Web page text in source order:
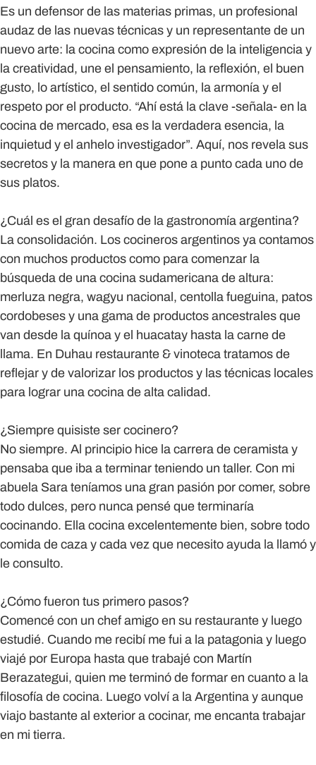
Es un defensor de las materias primas, un profesional
audaz de las nuevas técnicas y un representante de un
nuevo arte: la cocina como expresión de la inteligencia y
la creatividad, une el pensamiento, la reflexión, el buen
gusto, lo artístico, el sentido común, la armonía y el
respeto por el producto. “Ahí está la clave -señala- en la
cocina de mercado, esa es la verdadera esencia, la
inquietud y el anhelo investigador”. Aquí, nos revela sus
secretos y la manera en que pone a punto cada uno de
sus platos.
¿Cuál es el gran desafío de la gastronomía argentina?
La consolidación. Los cocineros argentinos ya contamos
con muchos productos como para comenzar la
búsqueda de una cocina sudamericana de altura:
merluza negra, wagyu nacional, centolla fueguina, patos
cordobeses y una gama de productos ancestrales que
van desde la quínoa y el huacatay hasta la carne de
llama. En Duhau restaurante & vinoteca tratamos de
reflejar y de valorizar los productos y las técnicas locales
para lograr una cocina de alta calidad.
¿Siempre quisiste ser cocinero?
No siempre. Al principio hice la carrera de ceramista y
pensaba que iba a terminar teniendo un taller. Con mi
abuela Sara teníamos una gran pasión por comer, sobre
todo dulces, pero nunca pensé que terminaría
cocinando. Ella cocina excelentemente bien, sobre todo
comida de caza y cada vez que necesito ayuda la llamó y
le consulto.
¿Cómo fueron tus primero pasos?
Comencé con un chef amigo en su restaurante y luego
estudié. Cuando me recibí me fui a la patagonia y luego
viajé por Europa hasta que trabajé con Martín
Berazategui, quien me terminó de formar en cuanto a la
filosofía de cocina. Luego volví a la Argentina y aunque
viajo bastante al exterior a cocinar, me encanta trabajar
en mi tierra.